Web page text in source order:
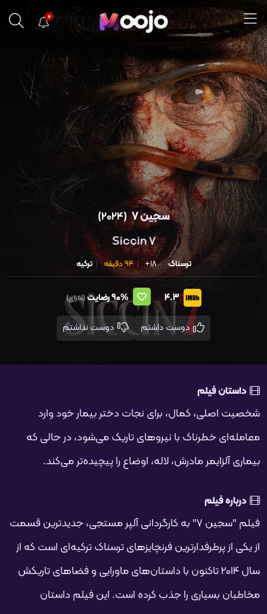
0
سجین 7 (2024)
Siccin 7
ترسناک 18+ 94 دقیقه ترکیه
4.3
90%رضایت (10 رای)
داستان فیلم
شخصیت اصلی، کمال، برای نجات دختر بیمار خود وارد
معامله‌ای خطرناک با نیروهای تاریک می‌شود، در حالی که
بیماری آلزایمر مادرش، لاله، اوضاع را پیچیده‌تر می‌کند.
درباره فیلم
فیلم "سجین 7" به کارگردانی آلپر مستجی، جدیدترین قسمت
از یکی از پرطرفدارترین فرنچایزهای ترسناک ترکیه‌ای است که از
سال 2014 تاکنون با داستان‌های ماورایی و فضاهای تاریکش
مخاطبان بسیاری را جذب کرده است. این فیلم داستان